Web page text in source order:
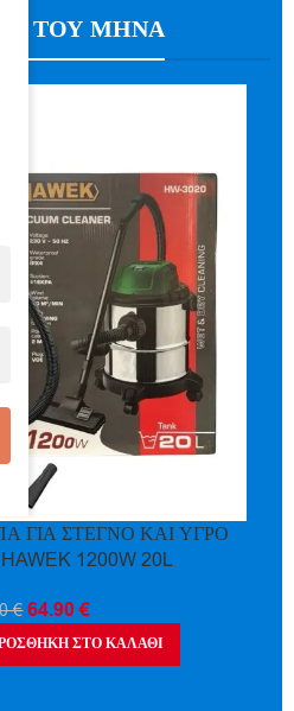
ΤΟΥ ΜΗΝΑ
ΓΙΑ ΣΤΕΓΝΟ ΚΑΙ ΥΓΡΟ
1200W 20L
€ 64.90€
ΣΤΟ ΚΑΛΆΘΙ